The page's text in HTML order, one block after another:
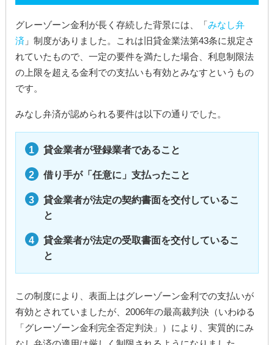
グレーゾーン金利が長く存続した背景には、「みなし弁
済」制度がありました。これは旧貸金業法第43条に規定さ
れていたもので、一定の要件を満たした場合、利息制限法
の上限を超える金利での支払いも有効とみなすというもの
です。
みなし弁済が認められる要件は以下の通りでした。
貸金業者が登録業者であること
借り手が「任意に」支払ったこと
貸金業者が法定の契約書面を交付しているこ
と
貸金業者が法定の受取書面を交付しているこ
と
この制度により、表面上はグレーゾーン金利での支払いが
有効とされていましたが、2006年の最高裁判決（いわゆる
「グレーゾーン金利完全否定判決」）により、実質的にみ